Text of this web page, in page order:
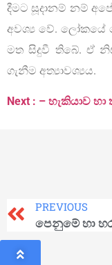
දීමට සූදානම් නම්
අවශ්‍ය වේ.
මත සිදුවී තිබේ. ඒ
ගැනීම අත්‍යාවශ්‍යය.
Next : – හැකියාව
PREVIOUS